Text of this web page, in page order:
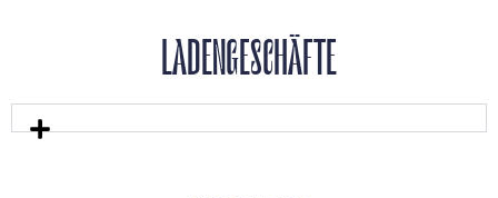
LADENGESCHÄFTE